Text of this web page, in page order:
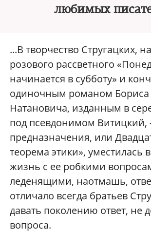
любимых
...В творчество Стругацких,
розового рассветного
начинается в субботу» и
одиночным романом Бориса
Натановича, изданным в
под псевдонимом
предназначения, или
теорема этики», уместилась
жизнь с ее робкими
леденящими, наотмашь,
отличало всегда братьев
давать поколению ответ, не
вопроса.